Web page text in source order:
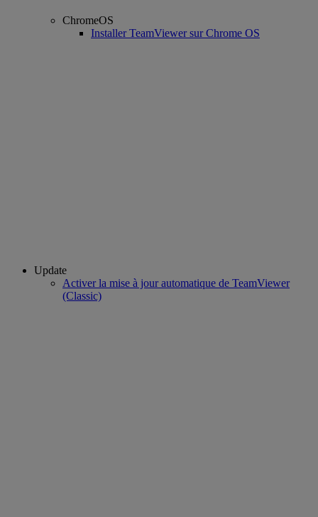
ChromeOS
Installer TeamViewer sur Chrome OS
Update
Activer la mise à jour automatique de TeamViewer
(Classic)